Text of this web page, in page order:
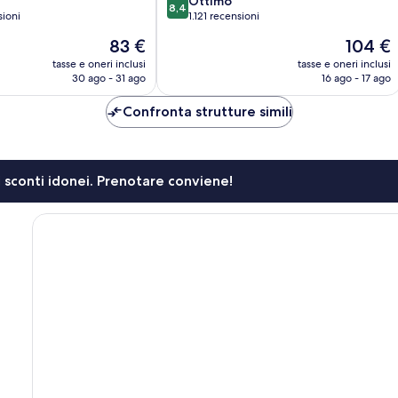
Il
prezzo
attuale
83 €
83 €
tasse e oneri inclusi
30 ago - 31 ago
su
8,4
1.121 recensioni
Il
prezzo
attuale
104 €
tasse e oneri inclusi
16 ago - 17 ago
Confronta strutture simili
idonei. Prenotare conviene!